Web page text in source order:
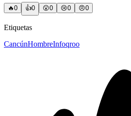
🔥0 👍0 😲0 😢0 😠0
Etiquetas
CancúnHombreInfoqroo